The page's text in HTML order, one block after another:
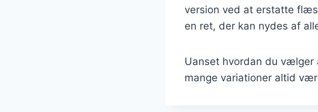
version ved at erstatte
en ret, der kan nydes af
Uanset hvordan du
mange variationer altid